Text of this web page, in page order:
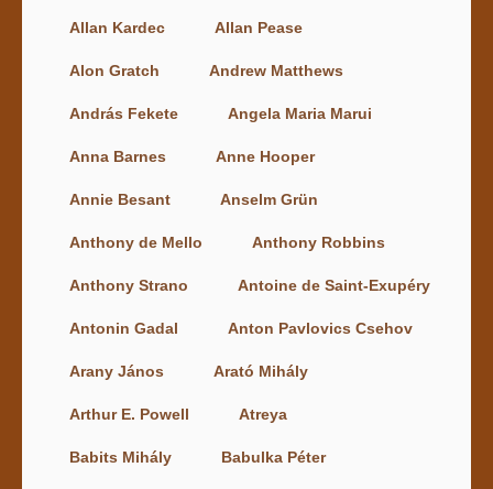
Allan Kardec Allan Pease
Alon Gratch Andrew Matthews
András Fekete Angela Maria Marui
Anna Barnes Anne Hooper
Annie Besant Anselm Grün
Anthony de Mello Anthony Robbins
Anthony Strano Antoine de Saint-Exupéry
Antonin Gadal Anton Pavlovics Csehov
Arany János Arató Mihály
Arthur E. Powell Atreya
Babits Mihály Babulka Péter